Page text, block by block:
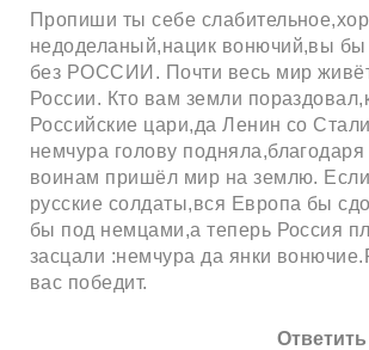
Пропиши ты себе
недоделаный,нацик вонючий,вы бы
без РОССИИ. Почти весь мир
России. Кто вам земли
Российские цари,да Ленин со
немчура голову
воинам пришёл мир на землю.
русские солдаты,вся Европа бы
бы под немцами,а теперь Россия
засцали :немчура да янки
вас победит.
Ответить